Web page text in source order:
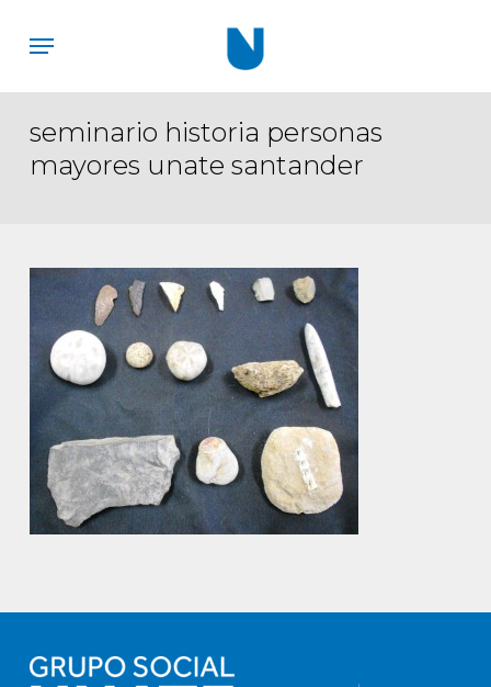
content
Menu
seminario historia personas
mayores unate santander